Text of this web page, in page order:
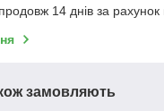
14 днів за рахунок
замовляють